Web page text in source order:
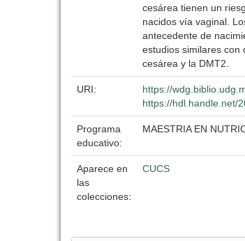
cesárea tienen un
nacidos vía vaginal.
antecedente de
estudios similares con
cesárea y la DMT2.
URI:
https://
https://hdl.handle.net/
Programa
educativo:
MAESTRIA EN
Aparece en
las
colecciones:
CUCS